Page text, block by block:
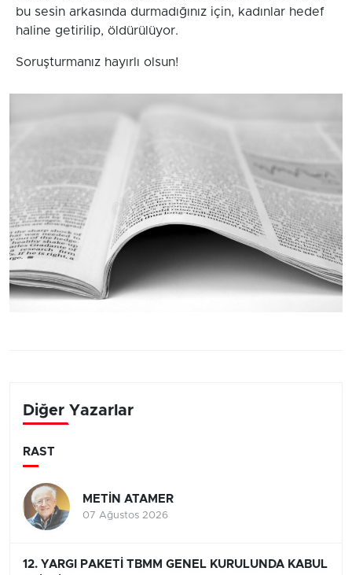
bu sesin arkasında durmadığınız için, kadınlar hedef
haline getirilip, öldürülüyor.
Soruşturmanız hayırlı olsun!
Diğer Yazarlar
RAST
METİN ATAMER
07 Ağustos 2026
12. YARGI PAKETİ TBMM GENEL KURULUNDA KABUL